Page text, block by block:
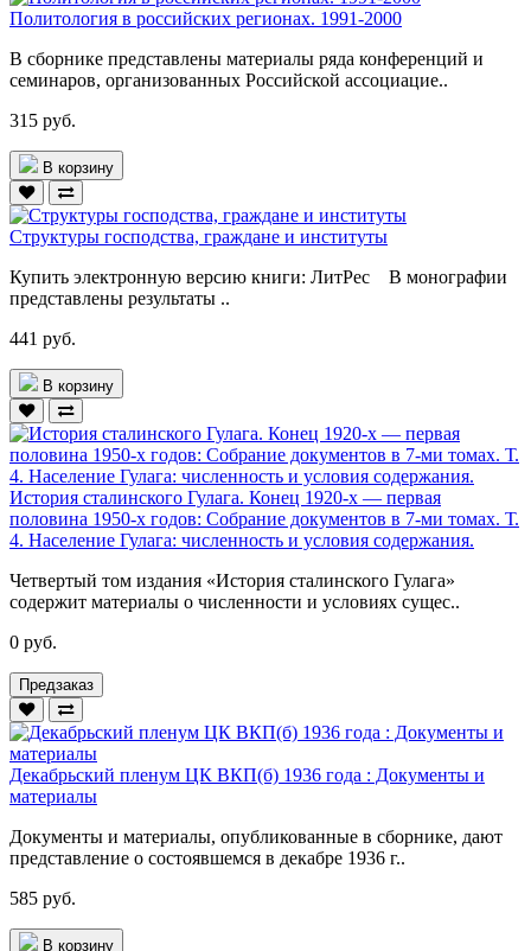
Политология в российских регионах. 1991-2000
В сборнике представлены материалы ряда конференций и
семинаров, организованных Российской ассоциацие..
315 руб.
В корзину
Структуры господства, граждане и институты
Купить электронную версию книги: ЛитРес В монографии
представлены результаты ..
441 руб.
В корзину
История сталинского Гулага. Конец 1920-х — первая
половина 1950-х годов: Собрание документов в 7-ми томах. Т.
4. Население Гулага: численность и условия содержания.
Четвертый том издания «История сталинского Гулага»
содержит материалы о численности и условиях сущес..
0 руб.
Предзаказ
Декабрьский пленум ЦК ВКП(б) 1936 года : Документы и
материалы
Документы и материалы, опубликованные в сборнике, дают
представление о состоявшемся в декабре 1936 г..
585 руб.
В корзину